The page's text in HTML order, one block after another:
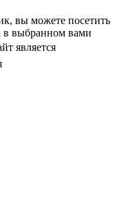
вы можете посетить
в выбранном вами
является